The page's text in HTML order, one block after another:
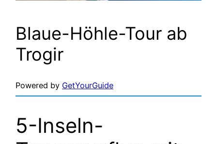
Blaue-Höhle-Tour ab
Trogir
Powered by GetYourGuide
5-Inseln-